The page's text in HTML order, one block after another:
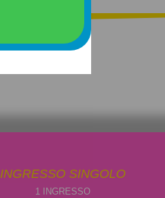
INGRESSO SINGOLO
1 INGRESSO